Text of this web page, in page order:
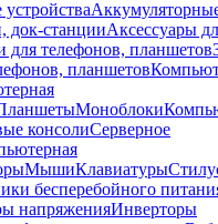
док-станцииАксессуары
для телефонов, планшетов
планшетов
Моноблоки
консолиСерверное
МышиКлавиатуры
бесперебойного
напряженияИнверторы